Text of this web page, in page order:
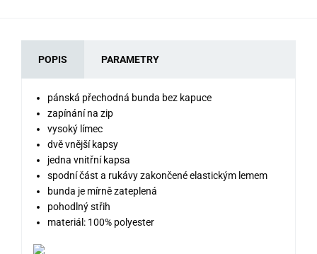
POPIS PARAMETRY
pánská přechodná bunda bez kapuce
zapínání na zip
vysoký límec
dvě vnější kapsy
jedna vnitřní kapsa
spodní část a rukávy zakončené elastickým lemem
bunda je mírně zateplená
pohodlný střih
materiál: 100% polyester